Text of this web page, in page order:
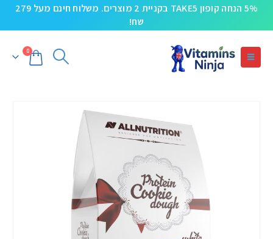
5% הנחה קופון TAKE5 בקניית 2 מוצרים. משלוח חינם מעל 279
שח!
0